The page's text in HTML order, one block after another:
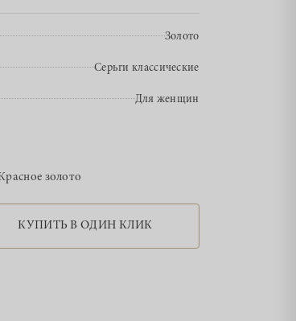
Золото
Серьги классические
Для женщин
золото
КУПИТЬ В ОДИН КЛИК